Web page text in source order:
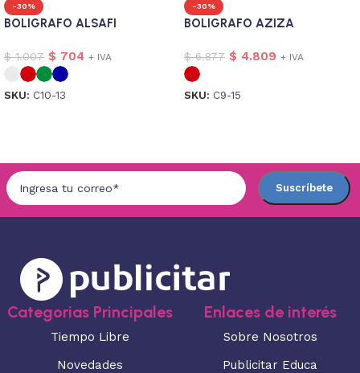
-30%
BOLIGRAFO ALSAFI
$1.007 $ 704 + IVA
SKU: C10-13
-30%
BOLIGRAFO AZIZA
$6.877 $ 4.809 + IVA
SKU: C9-15
Categorias Principales
Tiempo Libre
Novedades
Enlaces de interés
Sobre Nosotros
Publicitar Educa